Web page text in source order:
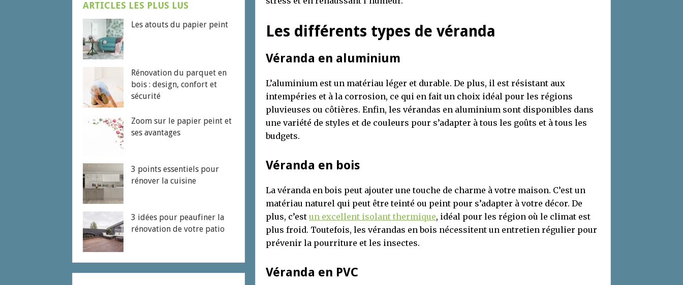
Les différents types de véranda
Véranda en aluminium
L’aluminium est un matériau léger et durable. De plus, il est résistant aux
intempéries et à la corrosion, ce qui en fait un choix idéal pour les régions
pluvieuses ou côtières. Enfin, les vérandas en aluminium sont disponibles dans
une variété de styles et de couleurs pour s’adapter à tous les goûts et à tous les
budgets.
Véranda en bois
La véranda en bois peut ajouter une touche de charme à votre maison. C’est un
matériau naturel qui peut être teinté ou peint pour s’adapter à votre décor. De
plus, c’est un excellent isolant thermique, idéal pour les région où le climat est
plus froid. Toutefois, les vérandas en bois nécessitent un entretien régulier pour
prévenir la pourriture et les insectes.
Véranda en PVC
ARTICLES LES PLUS LUS
Les atouts du papier peint
Rénovation du parquet en
bois : design, confort et
sécurité
Zoom sur le papier peint et
ses avantages
3 points essentiels pour
rénover la cuisine
3 idées pour peaufiner la
rénovation de votre patio